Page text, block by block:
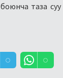
боюнча таза